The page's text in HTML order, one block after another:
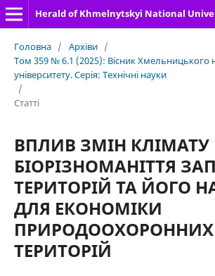
Головна / Архіви /
Том 359 № 6.1 (2025): Вісник Хмельницького
університету. Серія: Технічні науки
/
Статті
ВПЛИВ ЗМІН КЛІМАТУ
БІОРІЗНОМАНІТТЯ
ТЕРИТОРІЙ ТА ЙОГО
ДЛЯ ЕКОНОМІКИ
ПРИРОДООХОРОННИХ
ТЕРИТОРІЙ